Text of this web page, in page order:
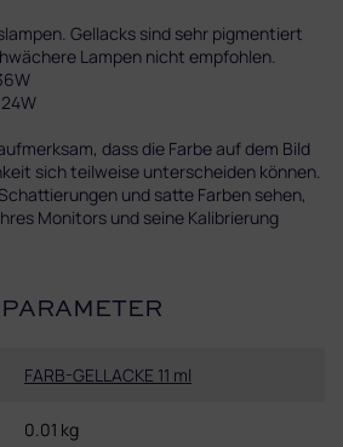
Gellacks sind sehr pigmentiert
Lampen nicht empfohlen.
dass die Farbe auf dem Bild
sich teilweise unterscheiden können.
und satte Farben sehen,
Monitors und seine Kalibrierung
FARB-GELLACKE 11 ml
0.01 kg